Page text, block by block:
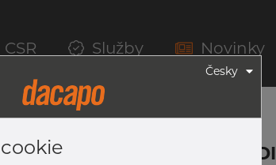
CSR Služby Novinky
& Dai, 1.4404, Mořený,
Česky